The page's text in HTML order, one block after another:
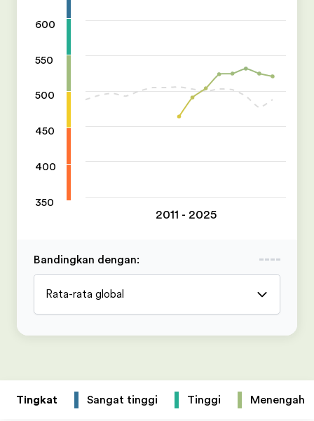
600
550
500
450
400
350
2011 - 2025
Bandingkan dengan:
Rata-rata global
Tingkat Sangat tinggi Tinggi Menengah